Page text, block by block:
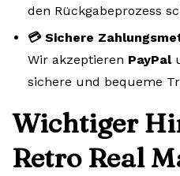
den Rückgabeprozess
💳 Sichere
Wir akzeptieren PayPal
sichere und bequeme
Wichtiger
Retro Real